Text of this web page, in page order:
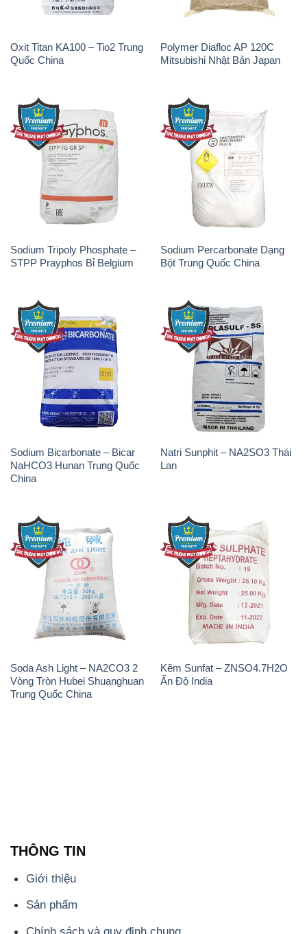
Oxit Titan KA100 – Tio2 Trung
Quốc China
Polymer Diafloc AP 120C
Mitsubishi Nhật Bản Japan
Sodium Tripoly Phosphate –
STPP Prayphos Bỉ Belgium
Sodium Percarbonate Dạng
Bột Trung Quốc China
Sodium Bicarbonate – Bicar
NaHCO3 Hunan Trung Quốc
China
Natri Sunphit – NA2SO3 Thái
Lan
Soda Ash Light – NA2CO3 2
Vòng Tròn Hubei Shuanghuan
Trung Quốc China
Kẽm Sunfat – ZNSO4.7H2O
Ấn Độ India
THÔNG TIN
Giới thiệu
Sản phẩm